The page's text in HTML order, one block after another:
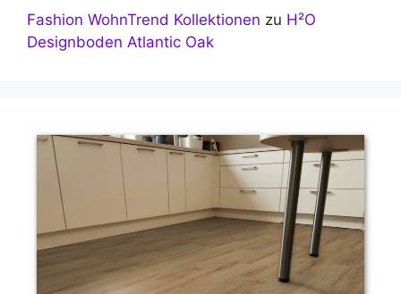
Fashion WohnTrend Kollektionen zu H²O
Designboden Atlantic Oak